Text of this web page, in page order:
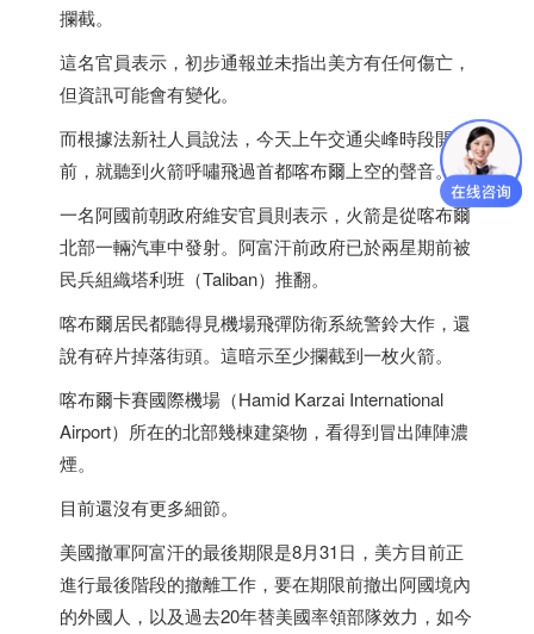
攔截。
這名官員表示，初步通報並未指出美方有任何傷亡，
但資訊可能會有變化。
而根據法新社人員說法，今天上午交通尖峰時段開始
前，就聽到火箭呼嘯飛過首都喀布爾上空的聲音。
一名阿國前朝政府維安官員則表示，火箭是從喀布爾
北部一輛汽車中發射。阿富汗前政府已於兩星期前被
民兵組織塔利班（Taliban）推翻。
喀布爾居民都聽得見機場飛彈防衛系統警鈴大作，還
說有碎片掉落街頭。這暗示至少攔截到一枚火箭。
喀布爾卡賽國際機場（Hamid Karzai International
Airport）所在的北部幾棟建築物，看得到冒出陣陣濃
煙。
目前還沒有更多細節。
美國撤軍阿富汗的最後期限是8月31日，美方目前正
進行最後階段的撤離工作，要在期限前撤出阿國境內
的外國人，以及過去20年替美國率領部隊效力，如今